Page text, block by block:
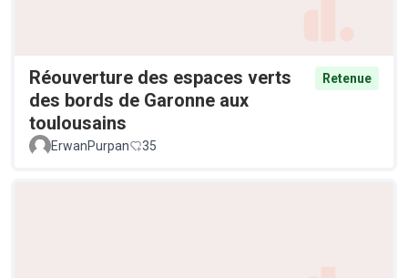
Réouverture des espaces verts
des bords de Garonne aux
toulousains
Retenue
ErwanPurpan 35